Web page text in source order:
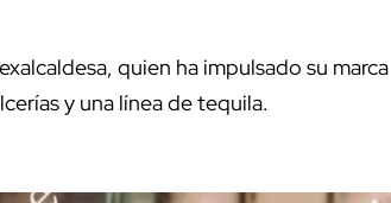
quien ha impulsado su marca
y una línea de tequila.